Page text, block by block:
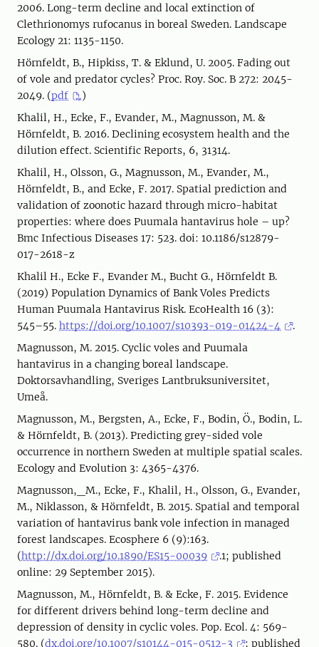
2006. Long-term decline and local extinction of
Clethrionomys rufocanus in boreal Sweden. Landscape
Ecology 21: 1135-1150.
Hörnfeldt, B., Hipkiss, T. & Eklund, U. 2005. Fading out
of vole and predator cycles? Proc. Roy. Soc. B 272: 2045-
2049. (pdf
)
Khalil, H., Ecke, F., Evander, M., Magnusson, M. &
Hörnfeldt, B. 2016. Declining ecosystem health and the
dilution effect. Scientific Reports, 6, 31314.
Khalil, H., Olsson, G., Magnusson, M., Evander, M.,
Hörnfeldt, B., and Ecke, F. 2017. Spatial prediction and
validation of zoonotic hazard through micro-habitat
properties: where does Puumala hantavirus hole – up?
Bmc Infectious Diseases 17: 523. doi: 10.1186/s12879-
017-2618-z
Khalil H., Ecke F., Evander M., Bucht G., Hörnfeldt B.
(2019) Population Dynamics of Bank Voles Predicts
Human Puumala Hantavirus Risk. EcoHealth 16 (3):
545–55. https://doi.org/10.1007/s10393-019-01424-4
.
Magnusson, M. 2015. Cyclic voles and Puumala
hantavirus in a changing boreal landscape.
Doktorsavhandling, Sveriges Lantbruksuniversitet,
Umeå.
Magnusson, M., Bergsten, A., Ecke, F., Bodin, Ö., Bodin, L.
& Hörnfeldt, B. (2013). Predicting grey-sided vole
occurrence in northern Sweden at multiple spatial scales.
Ecology and Evolution 3: 4365-4376.
Magnusson,_M., Ecke, F., Khalil, H., Olsson, G., Evander,
M., Niklasson, & Hörnfeldt, B. 2015. Spatial and temporal
variation of hantavirus bank vole infection in managed
forest landscapes. Ecosphere 6 (9):163.
(http://dx.doi.org/10.1890/ES15-00039
.1; published
online: 29 September 2015).
Magnusson, M., Hörnfeldt, B. & Ecke, F. 2015. Evidence
for different drivers behind long-term decline and
depression of density in cyclic voles. Pop. Ecol. 4: 569-
580. (dx.doi.org/10.1007/s10144-015-0512-3 ; published